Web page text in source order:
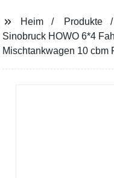
Heim
Produkte
Sinobruck HOWO 6*4
Mischtankwagen 10 cbm